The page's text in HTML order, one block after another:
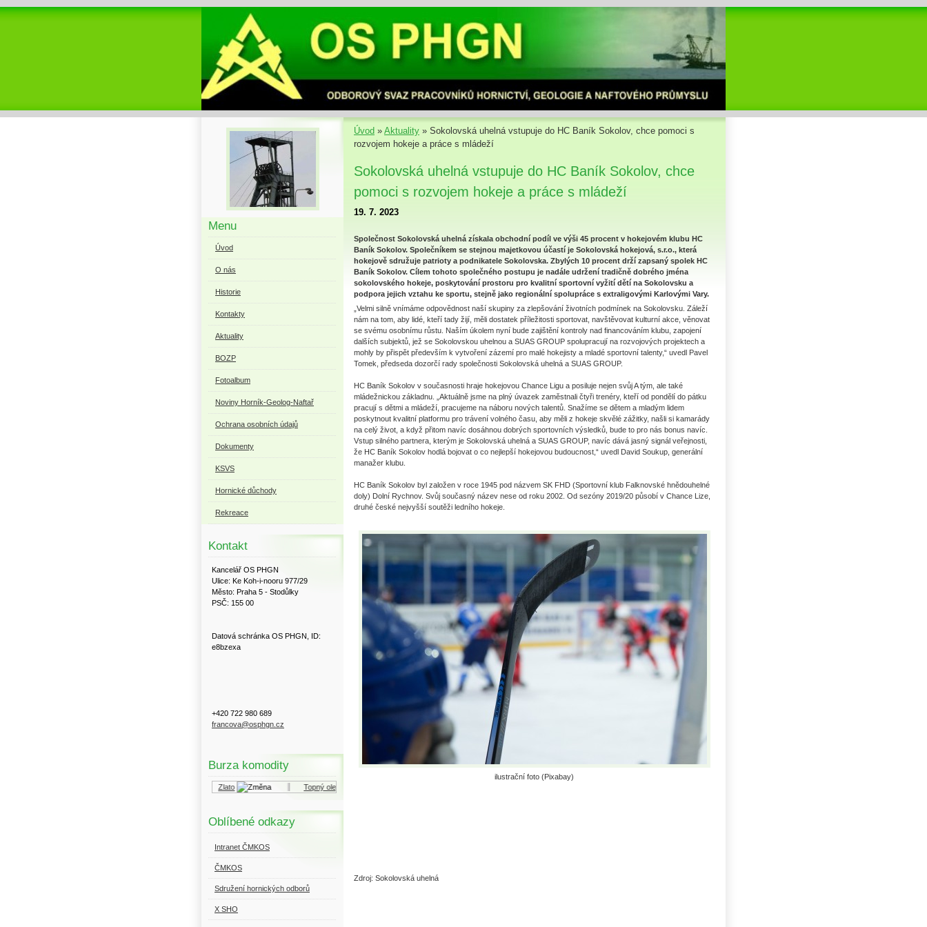
Úvod » Aktuality » Sokolovská uhelná vstupuje do HC Baník Sokolov, chce pomoci s
rozvojem hokeje a práce s mládeží
Sokolovská uhelná vstupuje do HC Baník Sokolov, chce
pomoci s rozvojem hokeje a práce s mládeží
19. 7. 2023
Společnost Sokolovská uhelná získala obchodní podíl ve výši 45 procent v hokejovém klubu HC
Baník Sokolov. Společníkem se stejnou majetkovou účastí je Sokolovská hokejová, s.r.o., která
hokejově sdružuje patrioty a podnikatele Sokolovska. Zbylých 10 procent drží zapsaný spolek HC
Baník Sokolov. Cílem tohoto společného postupu je nadále udržení tradičně dobrého jména
sokolovského hokeje, poskytování prostoru pro kvalitní sportovní vyžití dětí na Sokolovsku a
podpora jejich vztahu ke sportu, stejně jako regionální spolupráce s extraligovými Karlovými Vary.
„Velmi silně vnímáme odpovědnost naší skupiny za zlepšování životních podmínek na Sokolovsku. Záleží
nám na tom, aby lidé, kteří tady žijí, měli dostatek příležitosti sportovat, navštěvovat kulturní akce, věnovat
se svému osobnímu růstu. Naším úkolem nyní bude zajištění kontroly nad financováním klubu, zapojení
dalších subjektů, jež se Sokolovskou uhelnou a SUAS GROUP spolupracují na rozvojových projektech a
mohly by přispět především k vytvoření zázemí pro malé hokejisty a mladé sportovní talenty,“ uvedl Pavel
Tomek, předseda dozorčí rady společnosti Sokolovská uhelná a SUAS GROUP.
HC Baník Sokolov v současnosti hraje hokejovou Chance Ligu a posiluje nejen svůj A tým, ale také
mládežnickou základnu. „Aktuálně jsme na plný úvazek zaměstnali čtyři trenéry, kteří od pondělí do pátku
pracují s dětmi a mládeží, pracujeme na náboru nových talentů. Snažíme se dětem a mladým lidem
poskytnout kvalitní platformu pro trávení volného času, aby měli z hokeje skvělé zážitky, našli si kamarády
na celý život, a když přitom navíc dosáhnou dobrých sportovních výsledků, bude to pro nás bonus navíc.
Vstup silného partnera, kterým je Sokolovská uhelná a SUAS GROUP, navíc dává jasný signál veřejnosti,
že HC Baník Sokolov hodlá bojovat o co nejlepší hokejovou budoucnost,“ uvedl David Soukup, generální
manažer klubu.
HC Baník Sokolov byl založen v roce 1945 pod názvem SK FHD (Sportovní klub Falknovské hnědouhelné
doly) Dolní Rychnov. Svůj současný název nese od roku 2002. Od sezóny 2019/20 působí v Chance Lize,
druhé české nejvyšší soutěži ledního hokeje.
ilustrační foto (Pixabay)
Zdroj: Sokolovská uhelná
Menu
Úvod
O nás
Historie
Kontakty
Aktuality
BOZP
Fotoalbum
Noviny Horník-Geolog-Naftař
Ochrana osobních údajů
Dokumenty
KSVS
Hornické důchody
Rekreace
Kontakt
Kancelář OS PHGN
Ulice: Ke Koh-i-nooru 977/29
Město: Praha 5 - Stodůlky
PSČ: 155 00
Datová schránka OS PHGN, ID:
e8bzexa
+420 722 980 689
francova@osphgn.cz
Burza komodity
Zlato Topný olej
Oblíbené odkazy
Intranet ČMKOS
ČMKOS
Sdružení hornických odborů
X SHO